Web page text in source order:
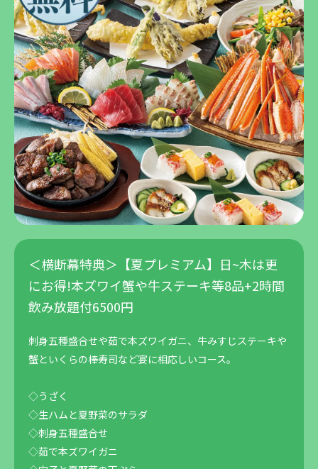
＜横断幕特典＞【夏プレミアム】日~木は更
にお得!本ズワイ蟹や牛ステーキ等8品+2時間
飲み放題付6500円
刺身五種盛合せや茹で本ズワイガニ、牛みすじステーキや
蟹といくらの棒寿司など宴に相応しいコース。
◇うざく
◇生ハムと夏野菜のサラダ
◇刺身五種盛合せ
◇茹で本ズワイガニ